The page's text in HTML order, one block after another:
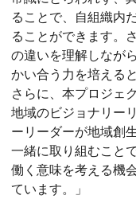
ることで、自組織内
ることができます。
の違いを理解しなが
かい合う力を培える
さらに、本プロジェ
地域のビジョナリー
ーリーダーが地域創
一緒に取り組むこと
働く意味を考える機
ています。」